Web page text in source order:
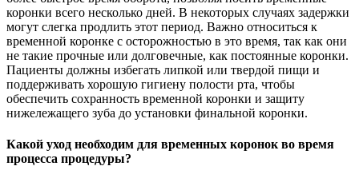
коронки всего несколько дней. В некоторых случаях задержки
могут слегка продлить этот период. Важно относиться к
временной коронке с осторожностью в это время, так как они
не такие прочные или долговечные, как постоянные коронки.
Пациенты должны избегать липкой или твердой пищи и
поддерживать хорошую гигиену полости рта, чтобы
обеспечить сохранность временной коронки и защиту
нижележащего зуба до установки финальной коронки.
Какой уход необходим для временных коронок во время
процесса процедуры?